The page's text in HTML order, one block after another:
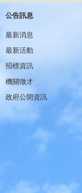
公告訊息
最新消息
最新活動
招標資訊
機關徵才
政府公開資訊